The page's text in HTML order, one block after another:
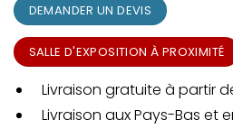
DEMANDER UN DEVIS
SALLE D'EXPOSITION À PROXIMITÉ
Livraison gratuite à partir
Livraison aux Pays-Bas et